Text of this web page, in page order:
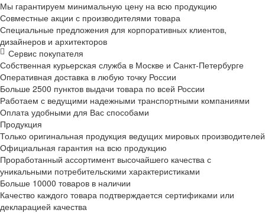
Мы гарантируем минимальную цену на всю продукцию
Совместные акции с производителями товара
Специальные предложения для корпоративных клиентов,
дизайнеров и архитекторов
Сервис покупателя
Собственная курьерская служба в Москве и Санкт-Петербурге
Оперативная доставка в любую точку России
Больше 2500 пунктов выдачи товара по всей России
Работаем с ведущими надежными транспортными компаниями
Оплата удобными для Вас способами
Продукция
Только оригинальная продукция ведущих мировых производителей
Официальная гарантия на всю продукцию
Проработанный ассортимент высочайшего качества с
уникальными потребительскими характеристиками
Больше 10000 товаров в наличии
Качество каждого товара подтверждается сертификами или
декларацией качества